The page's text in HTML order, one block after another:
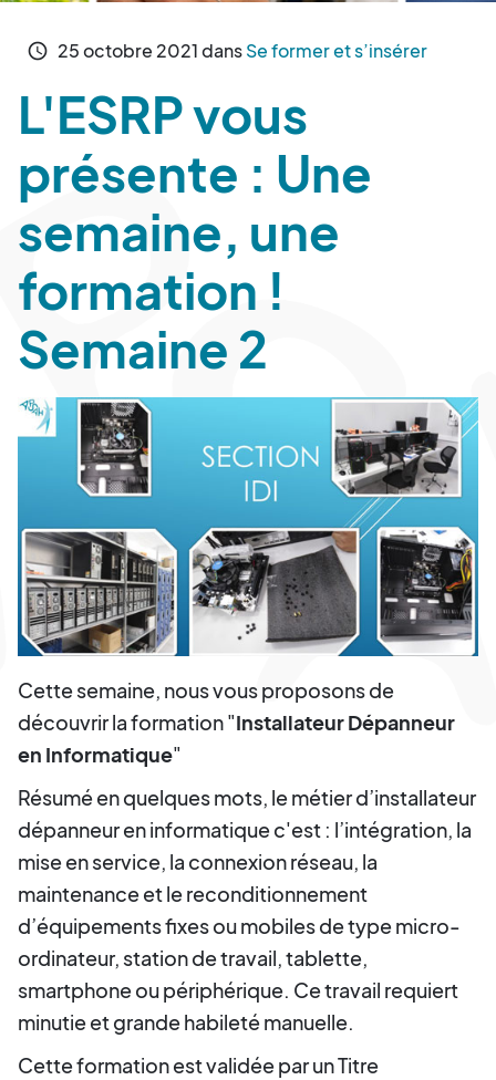
schedule 25octobre 2021dansSe former et s’insérer
L'ESRP vous
présente : Une
semaine, une
formation !
Semaine 2
Cette semaine, nous vous proposons de
découvrir la formation "Installateur Dépanneur
en Informatique"
Résumé en quelques mots, le métier d’installateur
dépanneur en informatique c'est : l’intégration, la
mise en service, la connexion réseau, la
maintenance et le reconditionnement
d’équipements fixes ou mobiles de type micro-
ordinateur, station de travail, tablette,
smartphone ou périphérique. Ce travail requiert
minutie et grande habileté manuelle.
Cette formation est validée par un Titre